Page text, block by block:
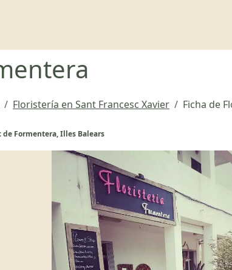
Floristería en Sant Francesc Xavier Ficha de
de Formentera, Illes Balears